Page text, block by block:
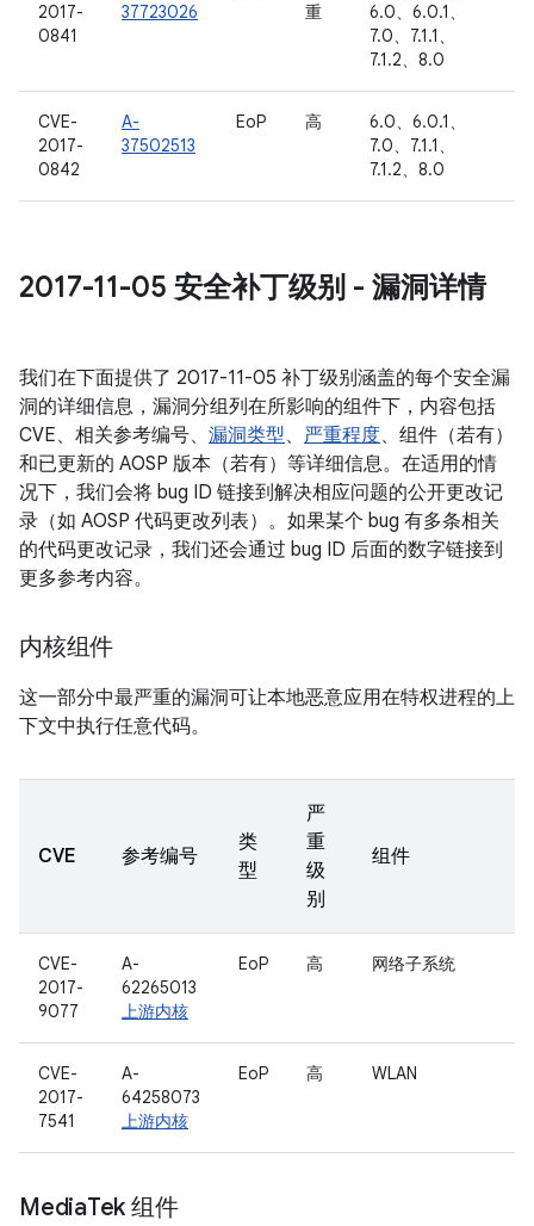
2017-
0841
37723026
重
6.0、6.0.1、
7.0、7.1.1、
7.1.2、8.0
CVE-
2017-
0842
A-
37502513
EoP 高
6.0、6.0.1、
7.0、7.1.1、
7.1.2、8.0
2017-11-05 安全补丁级别 - 漏洞详情
我们在下面提供了 2017-11-05 补丁级别涵盖的每个安全漏
洞的详细信息，漏洞分组列在所影响的组件下，内容包括
CVE、相关参考编号、 漏洞类型、 严重程度、组件（若有）
和已更新的 AOSP 版本（若有）等详细信息。在适用的情
况下，我们会将 bug ID 链接到解决相应问题的公开更改记
录（如 AOSP 代码更改列表）。如果某个 bug 有多条相关
的代码更改记录，我们还会通过 bug ID 后面的数字链接到
更多参考内容。
内核组件
这一部分中最严重的漏洞可让本地恶意应用在特权进程的上
下文中执行任意代码。
CVE 参考编号
类
型
严
重
级
别
组件
CVE-
2017-
9077
A-
62265013
上游内核
EoP 高 网络子系统
CVE-
2017-
7541
A-
64258073
上游内核
EoP 高 WLAN
MediaTek 组件